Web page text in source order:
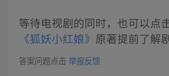
等待电视剧的同时，也可以点
《狐妖小红娘》 原著提前了解
答案问题点击 举报反馈